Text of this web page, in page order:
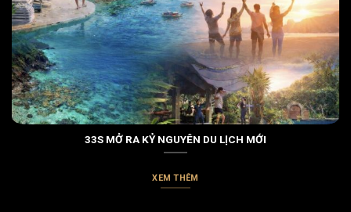
33S MỞ RA KỶ NGUYÊN DU LỊCH MỚI
XEM THÊM